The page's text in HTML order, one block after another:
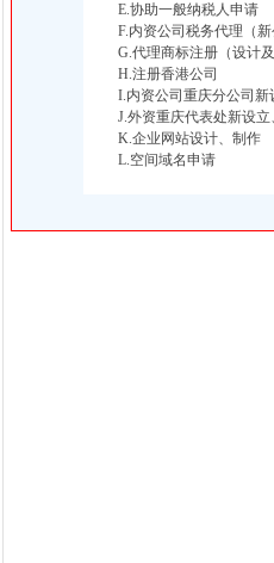
进出口权)
万 （增资）
商注册）
出口权）
（进出口权）
商注册）
册）
寺海关取包裹的流程-海淘
关
海关-住哪网
图吧地图
E.协助一般纳税人申请
F.内资公司税务代理（
G.代理商标注册（设计及
H.注册香港公司
I.内资公司重庆分公司新
J.外资重庆代表处新设立
K.企业网站设计、制作
L.空间域名申请